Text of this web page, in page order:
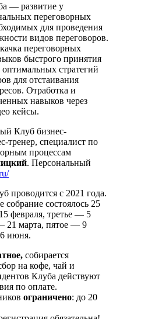
— развитие у
переговорных
для проведения
видов переговоров.
переговорных
быстрого принятия
стратегий
для отстаивания
Отработка и
навыков через
кейсы.
Клуб бизнес-
тренер, специалист по
процессам
. Персональный
проводится с 2021 года.
собрание состоялось 25
февраля, третье — 5
21 марта, пятое — 9
июня.
собирается
на кофе, чай и
Клуба действуют
по оплате.
ограничено: до 20